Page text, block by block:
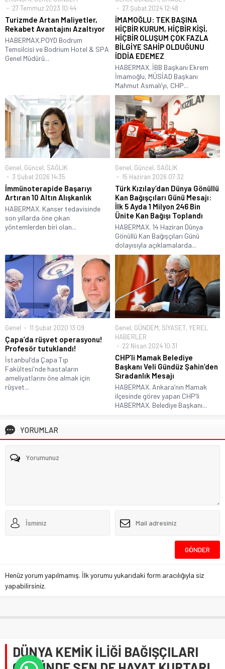
27 Temmuz 2023 10:44
Turizmde Artan Maliyetler,
Rekabet Avantajını Azaltıyor
HABERMAX.POYD Bodrum
Temsilcisi ve Bodrium Hotel & SPA
Genel Müdürü...
27 Şubat 2024 12:48
İMAMOĞLU: TEK BAŞINA
HİÇBİR KURUM, HİÇBİR KİŞİ,
HİÇBİR OLUŞUM ÇOK FAZLA
BİLGİYE SAHİP OLDUĞUNU
İDDİA EDEMEZ
HABERMAX. İBB Başkanı Ekrem
İmamoğlu, MÜSİAD Başkanı
Mahmut Asmalı’yı, CHP...
Genel, Güncel, SAĞLIK
3 Şubat 2026 14:35
İmmünoterapide Başarıyı
Artıran 10 Altın Alışkanlık
HABERMAX. Kanser tedavisinde
son yıllarda öne çıkan
yöntemlerden biri olan...
Genel, Güncel, SAĞLIK
15 Haziran 2026 07:32
Türk Kızılay’dan Dünya Gönüllü
Kan Bağışçıları Günü Mesajı:
İlk 5 Ayda 1 Milyon 246 Bin
Ünite Kan Bağışı Toplandı
HABERMAX. 14 Haziran Dünya
Gönüllü Kan Bağışçıları Günü
dolayısıyla açıklamalarda...
Genel 11 Şubat 2020 13:09
Çapa’da rüşvet operasyonu!
Profesör tutuklandı!
İstanbul'da Çapa Tıp
Fakültesi'nde hastaların
ameliyatlarını öne almak için
rüşvet...
Genel, GÜNDEM, SİYASET, YEREL
HABERLER
22 Nisan 2024 10:31
CHP’li Mamak Belediye
Başkanı Veli Gündüz Şahin’den
Sıradanlık Mesajı
HABERMAX. Ankara’nın Mamak
ilçesinde görev yapan CHP’li
HABERMAX. Belediye Başkanı...
YORUMLAR
Henüz yorum yapılmamış. İlk yorumu yukarıdaki form aracılığıyla siz
yapabilirsiniz.
DÜNYA KEMİK İLİĞİ BAĞIŞÇILARI